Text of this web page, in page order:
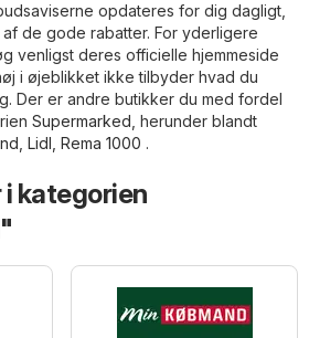
opdateres for dig dagligt,
de gode rabatter. For yderligere
venligst deres officielle hjemmeside
i øjeblikket ikke tilbyder hvad du
Der er andre butikker du med fordel
Supermarked , herunder blandt
Lidl Rema 1000 .
kategorien